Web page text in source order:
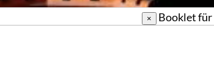
× Booklet für